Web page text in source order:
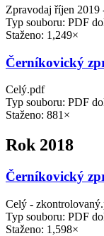
Zpravodaj říjen 2019
Typ souboru: PDF
Staženo: 1,249×
Černíkovický
Celý.pdf
Typ souboru: PDF
Staženo: 881×
Rok 2018
Černíkovický
Celý -
Typ souboru: PDF
Staženo: 1,598×